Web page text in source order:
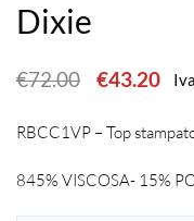
Dixie
€72.00 €43.20
RBCC1VP – Top
845% VISCOSA- 15%